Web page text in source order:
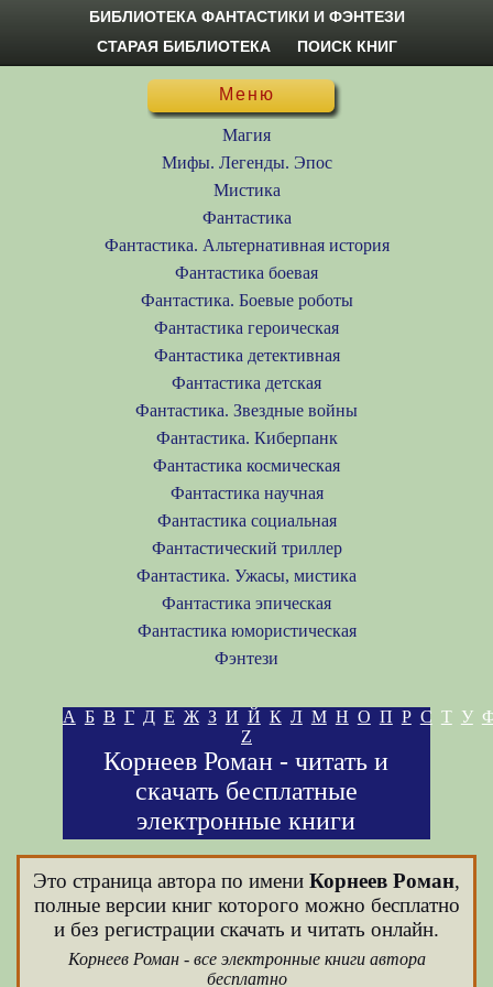
БИБЛИОТЕКА ФАНТАСТИКИ И ФЭНТЕЗИ
СТАРАЯ БИБЛИОТЕКА
ПОИСК КНИГ
Меню
Магия
Мифы. Легенды. Эпос
Мистика
Фантастика
Фантастика. Альтернативная история
Фантастика боевая
Фантастика. Боевые роботы
Фантастика героическая
Фантастика детективная
Фантастика детская
Фантастика. Звездные войны
Фантастика. Киберпанк
Фантастика космическая
Фантастика научная
Фантастика социальная
Фантастический триллер
Фантастика. Ужасы, мистика
Фантастика эпическая
Фантастика юмористическая
Фэнтези
А Б В Г Д Е Ж З И Й К Л М Н О П Р С Т У
Z
Корнеев Роман - читать и
скачать бесплатные
электронные книги
Это страница автора по имени Корнеев Роман,
полные версии книг которого можно бесплатно
и без регистрации скачать и читать онлайн.
Корнеев Роман - все электронные книги автора
бесплатно